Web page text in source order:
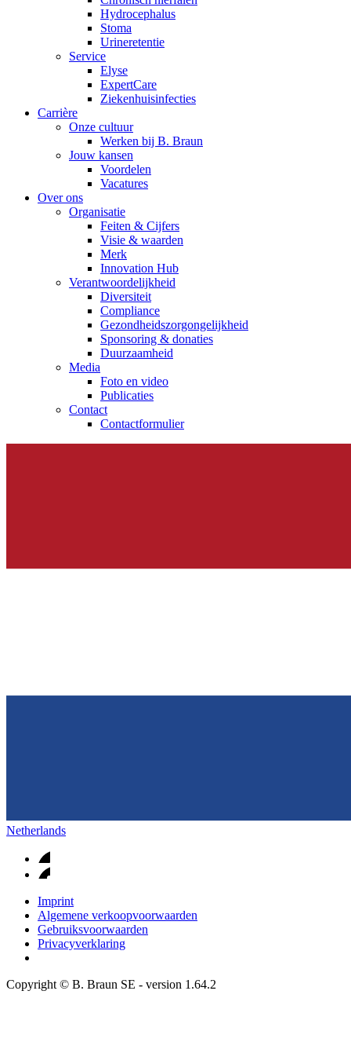
​​Hydrocephalus
Stoma
Urineretentie
Service
Elyse
ExpertCare
Ziekenhuisinfecties
Carrière
Onze cultuur
Werken bij B. Braun
Jouw kansen
Voordelen
Vacatures
Over ons
Organisatie
Feiten & Cijfers
Visie & waarden
Merk
Innovation Hub
Verantwoordelijkheid
Diversiteit
Compliance
Gezondheidszorgongelijkheid​
Sponsoring & donaties
Duurzaamheid
Media
Foto en video
Publicaties
Contact
Contactformulier
Netherlands
Imprint
Algemene verkoopvoorwaarden
Gebruiksvoorwaarden
Privacyverklaring
Copyright © B. Braun SE - version 1.64.2